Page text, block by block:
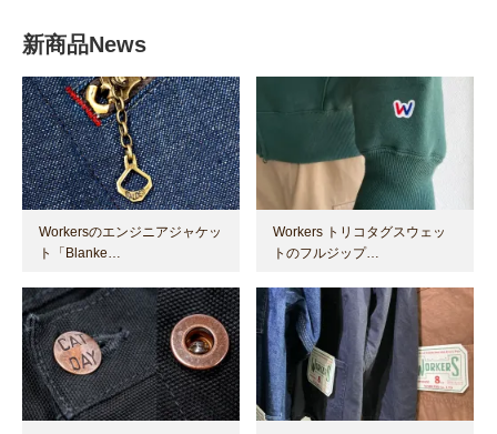
新商品News
Workersのエンジニアジャケッ
ト「Blanke…
Workers トリコタグスウェッ
トのフルジップ…